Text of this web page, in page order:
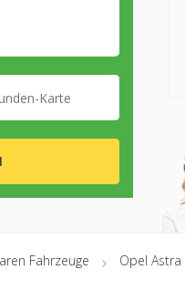
Fahrzeuge Opel Astra